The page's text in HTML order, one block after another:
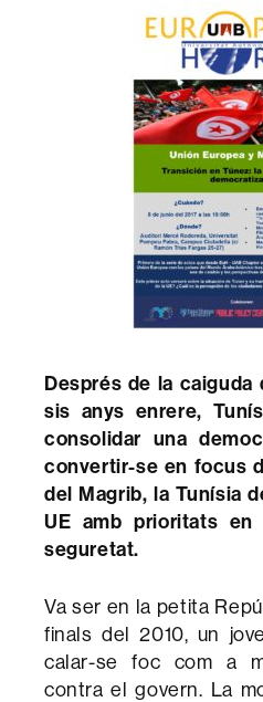
Després de la
sis anys enrere,
consolidar una
convertir-se en focus
del Magrib, la Tunísia
UE amb prioritats
seguretat.
Va ser en la petita
finals del 2010, un
calar-se foc com a
contra el govern. La